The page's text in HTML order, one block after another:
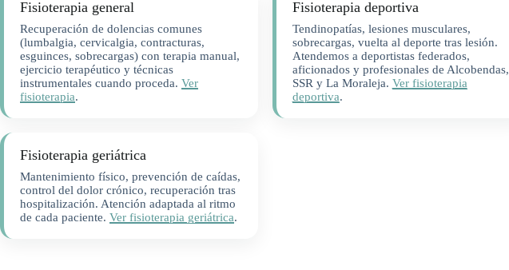
Fisioterapia general
Recuperación de dolencias comunes
(lumbalgia, cervicalgia, contracturas,
esguinces, sobrecargas) con terapia manual,
ejercicio terapéutico y técnicas
instrumentales cuando proceda. Ver
fisioterapia.
Fisioterapia deportiva
Tendinopatías, lesiones musculares,
sobrecargas, vuelta al deporte tras lesión.
Atendemos a deportistas federados,
aficionados y profesionales de Alcobendas,
SSR y La Moraleja. Ver fisioterapia
deportiva.
Fisioterapia geriátrica
Mantenimiento físico, prevención de caídas,
control del dolor crónico, recuperación tras
hospitalización. Atención adaptada al ritmo
de cada paciente. Ver fisioterapia geriátrica.